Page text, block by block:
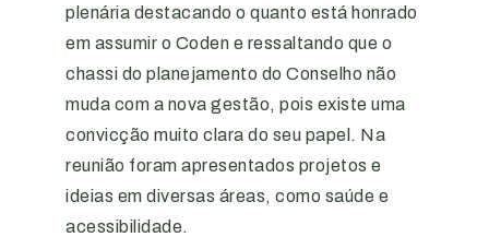
plenária destacando o quanto está honrado
em assumir o Coden e ressaltando que o
chassi do planejamento do Conselho não
muda com a nova gestão, pois existe uma
convicção muito clara do seu papel. Na
reunião foram apresentados projetos e
ideias em diversas áreas, como saúde e
acessibilidade.